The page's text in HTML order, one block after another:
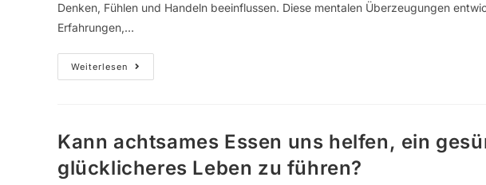
Denken, Fühlen und Handeln beeinflussen. Diese mentalen Überzeugungen
Erfahrungen,…
Weiterlesen
Kann achtsames Essen uns helfen, ein
glücklicheres Leben zu führen?